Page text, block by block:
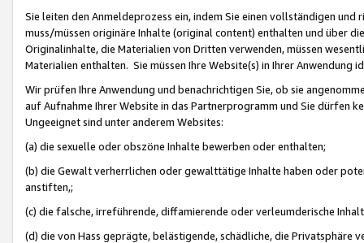
Sie leiten den Anmeldeprozess ein, indem Sie einen vollständigen
muss/müssen originäre Inhalte (original content) enthalten und über
Originalinhalte, die Materialien von Dritten verwenden, müssen
Materialien enthalten. Sie müssen Ihre Website(s) in Ihrer Anwendung
Wir prüfen Ihre Anwendung und benachrichtigen Sie, ob sie
auf Aufnahme Ihrer Website in das Partnerprogramm und Sie dürfen
Ungeeignet sind unter anderem Websites:
(a) die sexuelle oder obszöne Inhalte bewerben oder enthalten;
(b) die Gewalt verherrlichen oder gewalttätige Inhalte haben oder
anstiften,;
(c) die falsche, irreführende, diffamierende oder verleumderische
(d) die von Hass geprägte, belästigende, schädliche, die Privatsphäre